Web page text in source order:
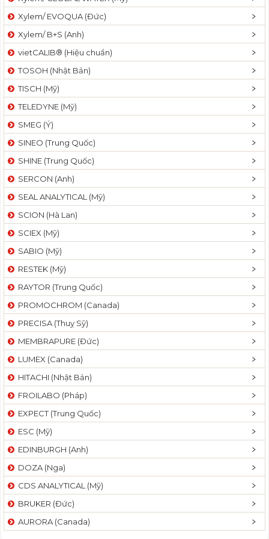
Xylem/ EVOQUA (Đức)
Xylem/ B+S (Anh)
vietCALIB® (Hiệu chuẩn)
TOSOH (Nhật Bản)
TISCH (Mỹ)
TELEDYNE (Mỹ)
SMEG (Ý)
SINEO (Trung Quốc)
SHINE (Trung Quốc)
SERCON (Anh)
SEAL ANALYTICAL (Mỹ)
SCION (Hà Lan)
SCIEX (Mỹ)
SABIO (Mỹ)
RESTEK (Mỹ)
RAYTOR (Trung Quốc)
PROMOCHROM (Canada)
PRECISA (Thuỵ Sỹ)
MEMBRAPURE (Đức)
LUMEX (Canada)
HITACHI (Nhật Bản)
FROILABO (Pháp)
EXPECT (Trung Quốc)
ESC (Mỹ)
EDINBURGH (Anh)
DOZA (Nga)
CDS ANALYTICAL (Mỹ)
BRUKER (Đức)
AURORA (Canada)